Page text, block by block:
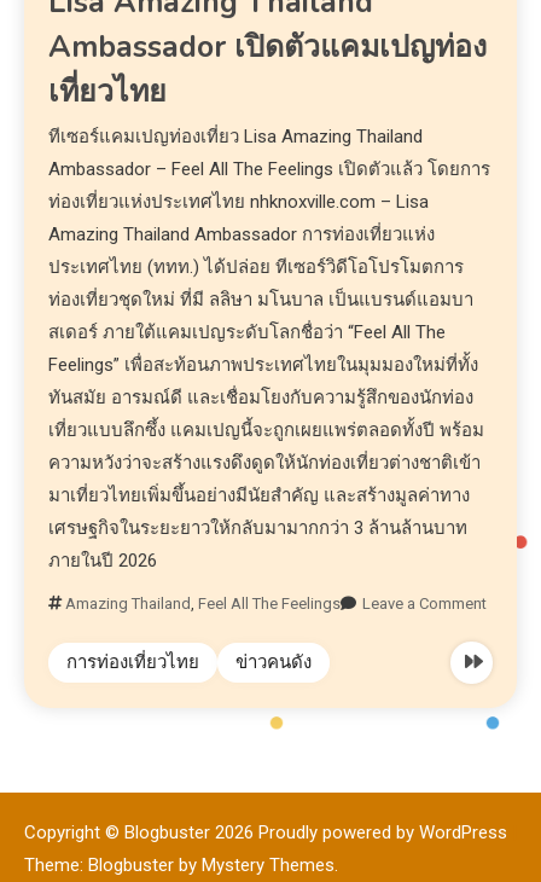
Ambassador เปิดตัวแคมเปญท่อง
เที่ยวไทย
ทีเซอร์แคมเปญท่องเที่ยว Lisa Amazing Thailand
Ambassador – Feel All The Feelings เปิดตัวแล้ว โดยการ
ท่องเที่ยวแห่งประเทศไทย nhknoxville.com – Lisa
Amazing Thailand Ambassador การท่องเที่ยวแห่ง
ประเทศไทย (ททท.) ได้ปล่อย ทีเซอร์วิดีโอโปรโมตการ
ท่องเที่ยวชุดใหม่ ที่มี ลลิษา มโนบาล เป็นแบรนด์แอมบา
สเดอร์ ภายใต้แคมเปญระดับโลกชื่อว่า “Feel All The
Feelings” เพื่อสะท้อนภาพประเทศไทยในมุมมองใหม่ที่ทั้ง
ทันสมัย อารมณ์ดี และเชื่อมโยงกับความรู้สึกของนักท่อง
เที่ยวแบบลึกซึ้ง แคมเปญนี้จะถูกเผยแพร่ตลอดทั้งปี พร้อม
ความหวังว่าจะสร้างแรงดึงดูดให้นักท่องเที่ยวต่างชาติเข้า
มาเที่ยวไทยเพิ่มขึ้นอย่างมีนัยสำคัญ และสร้างมูลค่าทาง
เศรษฐกิจในระยะยาวให้กลับมามากกว่า 3 ล้านล้านบาท
ภายในปี 2026
Amazing Thailand ,Feel All The Feelings Leave a Comment
การท่องเที่ยวไทย ข่าวคนดัง
Copyright © Blogbuster 2026 Proudly powered by WordPress
Theme: Blogbuster by Mystery Themes.